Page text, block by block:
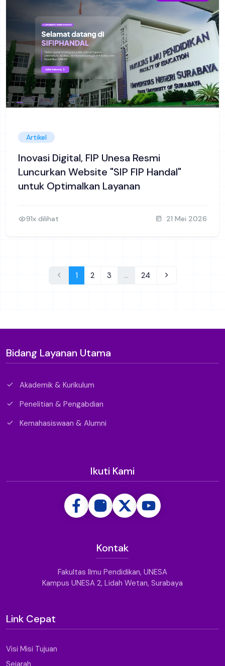
Artikel
Inovasi Digital, FIP Unesa Resmi
Luncurkan Website "SIP FIP Handal"
untuk Optimalkan Layanan
91x dilihat 21 Mei 2026
1 2 3 … 24
Bidang Layanan Utama
Akademik & Kurikulum
Penelitian & Pengabdian
Kemahasiswaan & Alumni
Ikuti Kami
Kontak
Fakultas Ilmu Pendidikan, UNESA
Kampus UNESA 2, Lidah Wetan, Surabaya
Link Cepat
Visi Misi Tujuan
Sejarah